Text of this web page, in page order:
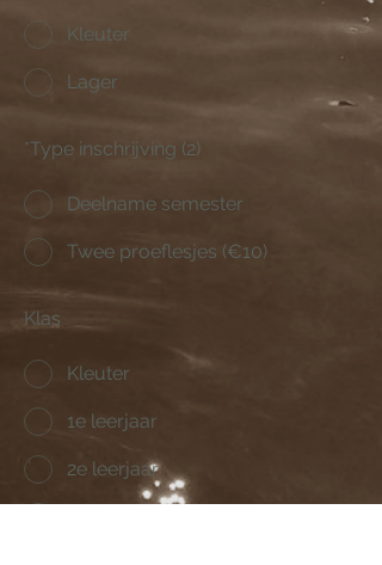
Kleuter
Lager
*Type inschrijving (2)
Deelname semester
Twee proeflesjes (€10)
Klas
Kleuter
1e leerjaar
2e leerjaar